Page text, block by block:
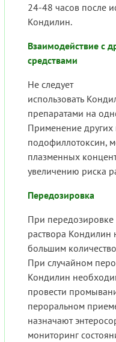
24-48 часов после
Кондилин.
Взаимодействие с
средствами
Не следует
использовать
препаратами на
Применение
подофиллотоксин,
плазменных
увеличению риска
Передозировка
При передозировке
раствора Кондилин
большим
При случайном
Кондилин
провести
пероральном
назначают
мониторинг